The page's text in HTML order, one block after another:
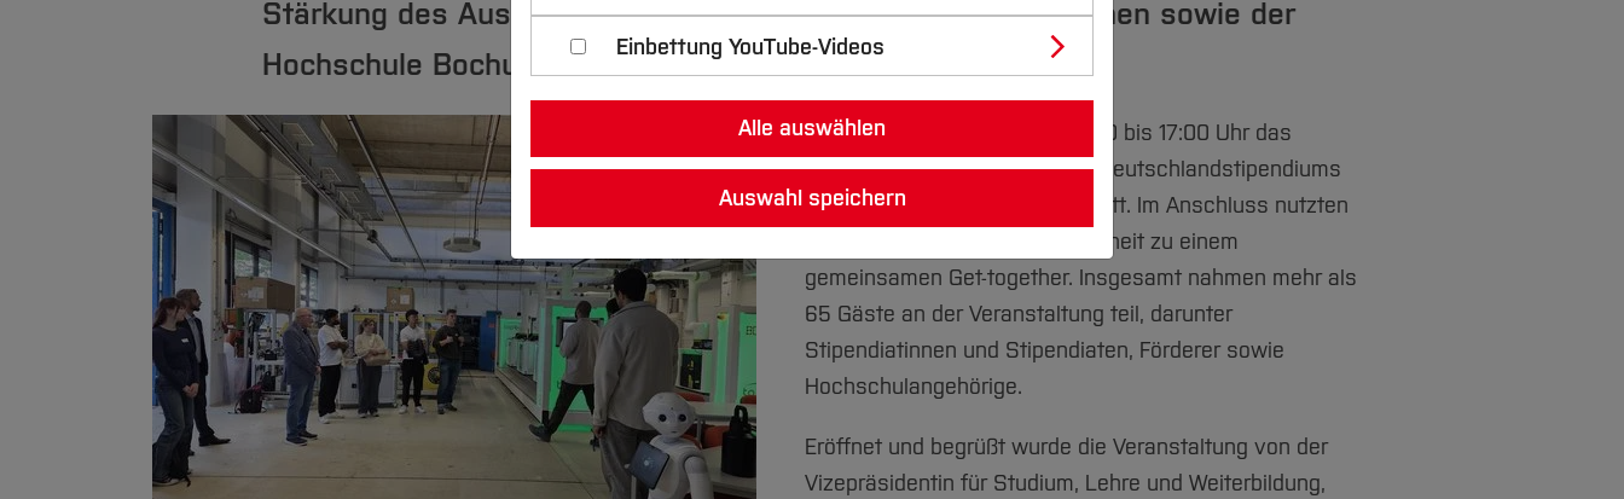
Stärkung des Austauschs zwischen Förderern, Stipendiat*innen sowie der
Hochschule Bochum.
Am 9. Juni 2026 fand von 15:30 bis 17:00 Uhr das
jährliche Netzwerktreffen des Deutschlandstipendiums
an der Hochschule Bochum statt. Im Anschluss nutzten
die Teilnehmenden die Gelegenheit zu einem
gemeinsamen Get-together. Insgesamt nahmen mehr als
65 Gäste an der Veranstaltung teil, darunter
Stipendiatinnen und Stipendiaten, Förderer sowie
Hochschulangehörige.
Eröffnet und begrüßt wurde die Veranstaltung von der
Vizepräsidentin für Studium, Lehre und Weiterbildung,
Einbettung YouTube-Videos
Alle auswählen
Auswahl speichern